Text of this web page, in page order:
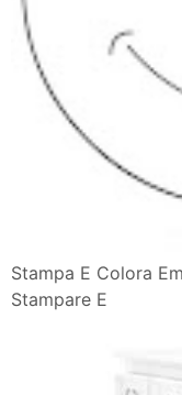
Stampa E Colora
Stampare E